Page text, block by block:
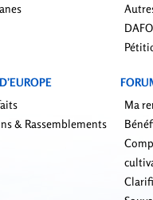
& Rassemblements
Ma